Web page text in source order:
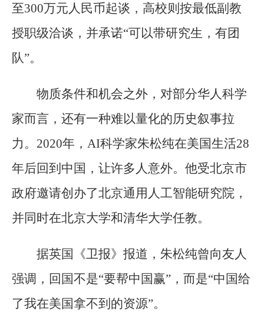
至300万元人民币起谈，高校则按最低副教
授职级洽谈，并承诺“可以带研究生，有团
队”。
物质条件和机会之外，对部分华人科学
家而言，还有一种难以量化的历史叙事拉
力。2020年，AI科学家朱松纯在美国生活28
年后回到中国，让许多人意外。他受北京市
政府邀请创办了北京通用人工智能研究院，
并同时在北京大学和清华大学任教。
据英国《卫报》报道，朱松纯曾向友人
强调，回国不是“要帮中国赢”，而是“中国给
了我在美国拿不到的资源”。